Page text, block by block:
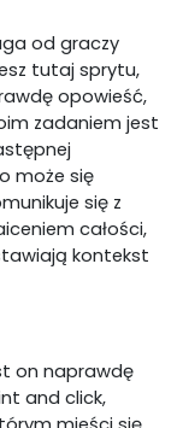
od graczy
tutaj sprytu,
opowieść,
zadaniem jest
może się
się z
całości,
kontekst
on naprawdę
and click,